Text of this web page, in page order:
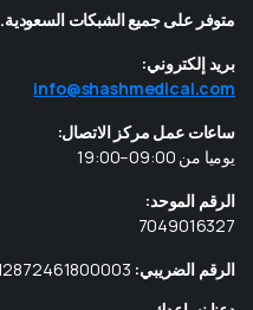
متوفر على جميع الشبكات السعودية.
بريد إلكتروني:
info@shashmedical.com
ساعات عمل مركز الاتصال:
يوميا من 09:00–19:00
الرقم الموحد:
7049016327
الرقم الضريبي: